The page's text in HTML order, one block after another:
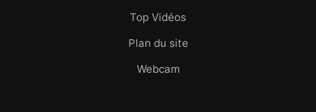
Top Vidéos
Plan du site
Webcam